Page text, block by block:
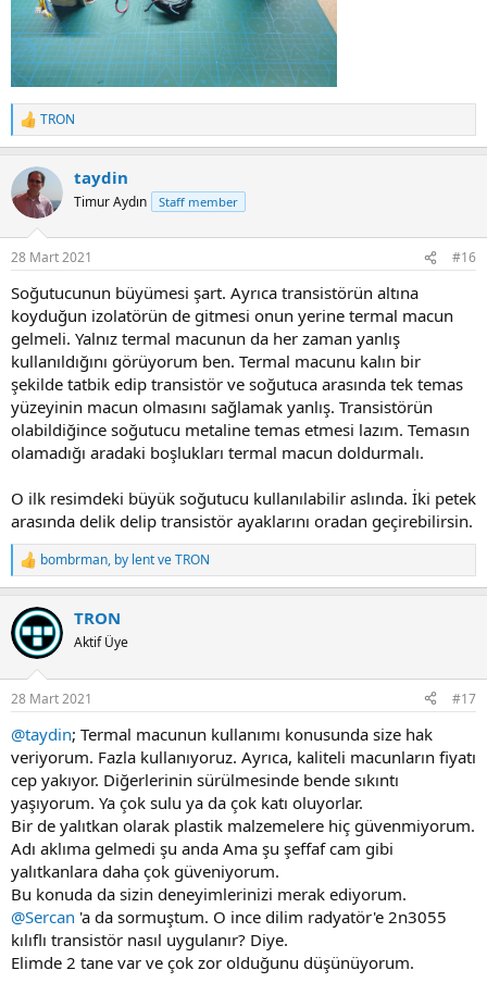
R
e
c
t
i
n
s
TRON
taydin
Timur Aydın Staff member
28 Mart 2021 #16
Soğutucunun büyümesi şart. Ayrıca transistörün altına
koyduğun izolatörün de gitmesi onun yerine termal macun
gelmeli. Yalnız termal macunun da her zaman yanlış
kullanıldığını görüyorum ben. Termal macunu kalın bir
şekilde tatbik edip transistör ve soğutuca arasında tek temas
yüzeyinin macun olmasını sağlamak yanlış. Transistörün
olabildiğince soğutucu metaline temas etmesi lazım. Temasın
olamadığı aradaki boşlukları termal macun doldurmalı.
O ilk resimdeki büyük soğutucu kullanılabilir aslında. İki petek
arasında delik delip transistör ayaklarını oradan geçirebilirsin.
R
e
c
t
i
s
bombrman, by lentveTRON
TRON
Aktif Üye
28 Mart 2021 #17
@taydin; Termal macunun kullanımı konusunda size hak
veriyorum. Fazla kullanıyoruz. Ayrıca, kaliteli macunların fiyatı
cep yakıyor. Diğerlerinin sürülmesinde bende sıkıntı
yaşıyorum. Ya çok sulu ya da çok katı oluyorlar.
Bir de yalıtkan olarak plastik malzemelere hiç güvenmiyorum.
Adı aklıma gelmedi şu anda Ama şu şeffaf cam gibi
yalıtkanlara daha çok güveniyorum.
Bu konuda da sizin deneyimlerinizi merak ediyorum.
@Sercan 'a da sormuştum. O ince dilim radyatör'e 2n3055
kılıflı transistör nasıl uygulanır? Diye.
Elimde 2 tane var ve çok zor olduğunu düşünüyorum.